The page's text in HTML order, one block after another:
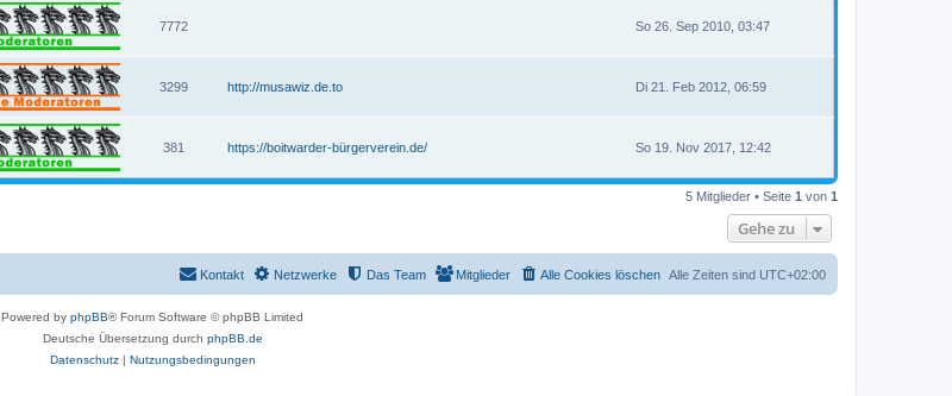
7772
So 26. Sep 2010, 03:47
3299
http://musawiz.de.to Di 21. Feb 2012, 06:59
381
https://boitwarder-bürgerverein.de/ So 19. Nov 2017, 12:42
5 Mitglieder • Seite 1 von 1
Gehe zu
Alle Zeiten sind UTC+02:00
Alle Cookies löschen
Mitglieder
Das Team
Netzwerke
Kontakt
Powered by phpBB® Forum Software © phpBB Limited
Deutsche Übersetzung durch phpBB.de
Datenschutz| Nutzungsbedingungen